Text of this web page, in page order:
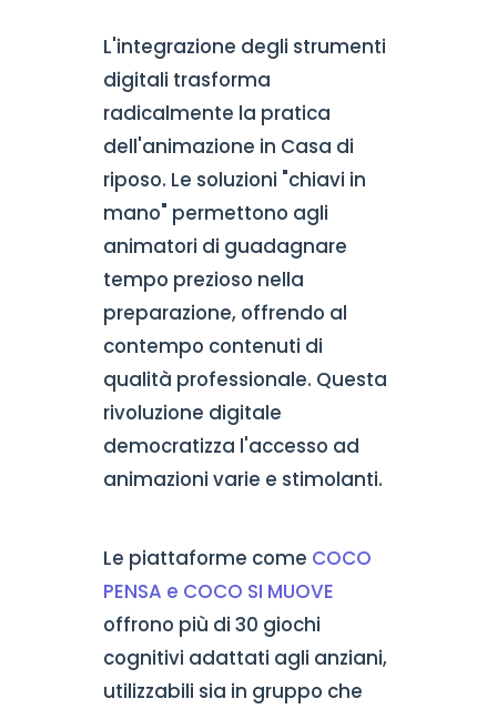
L'integrazione degli strumenti
digitali trasforma
radicalmente la pratica
dell'animazione in Casa di
riposo. Le soluzioni "chiavi in
mano" permettono agli
animatori di guadagnare
tempo prezioso nella
preparazione, offrendo al
contempo contenuti di
qualità professionale. Questa
rivoluzione digitale
democratizza l'accesso ad
animazioni varie e stimolanti.
Le piattaforme come COCO
PENSA e COCO SI MUOVE
offrono più di 30 giochi
cognitivi adattati agli anziani,
utilizzabili sia in gruppo che